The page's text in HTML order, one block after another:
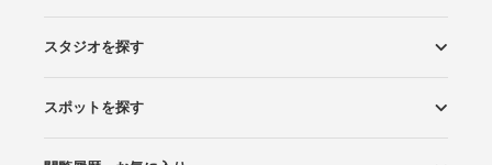
スタジオを探す
エリアから探す
こだわりから探す
NEW PHOTO STYLE
プランから探す
フォトタイプ診断
フォトグラファーから探す
国内リゾートから探す
スポットを探す